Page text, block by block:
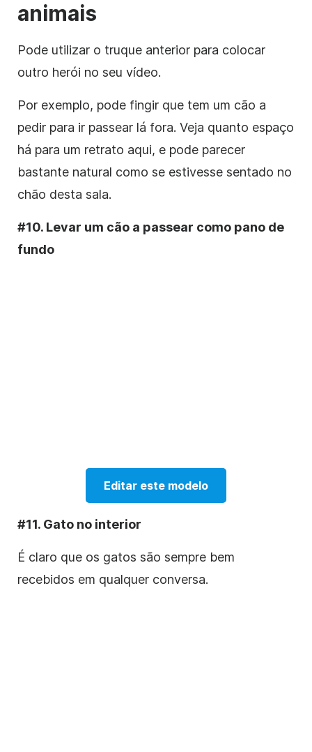
animais
Pode utilizar o truque anterior para colocar
outro herói no seu vídeo.
Por exemplo, pode fingir que tem um cão a
pedir para ir passear lá fora. Veja quanto espaço
há para um retrato aqui, e pode parecer
bastante natural como se estivesse sentado no
chão desta sala.
#10. Levar um cão a passear como pano de
fundo
Editar este modelo
#11. Gato no interior
É claro que os gatos são sempre bem
recebidos em qualquer conversa.